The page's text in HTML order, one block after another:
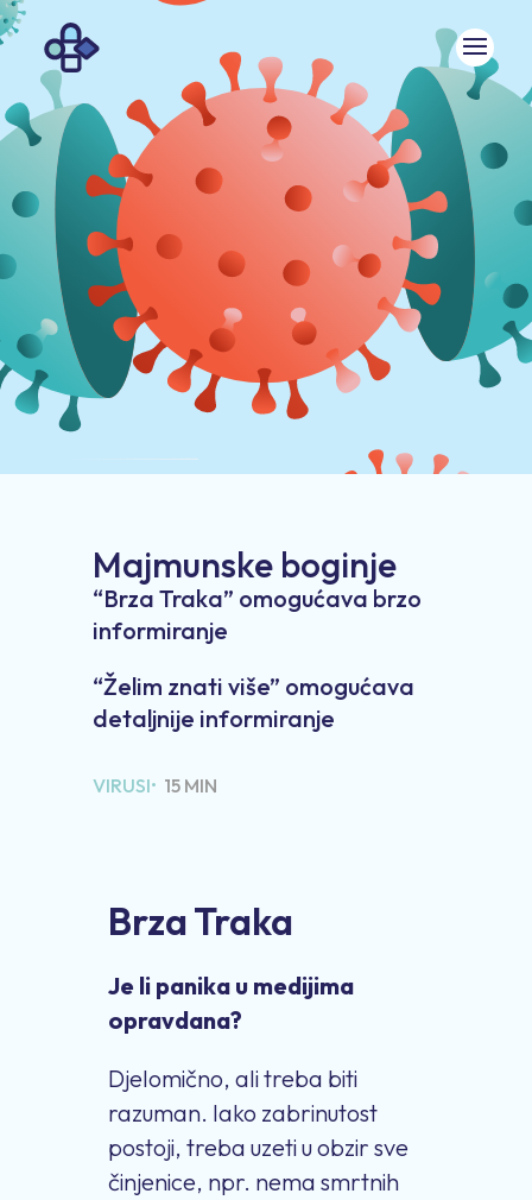
Majmunske boginje
“Brza Traka” omogućava brzo
informiranje
“Želim znati više” omogućava
detaljnije informiranje
VIRUSI• 15 MIN
Brza Traka
Je li panika u medijima
opravdana?
Djelomično, ali treba biti
razuman. Iako zabrinutost
postoji, treba uzeti u obzir sve
činjenice, npr. nema smrtnih